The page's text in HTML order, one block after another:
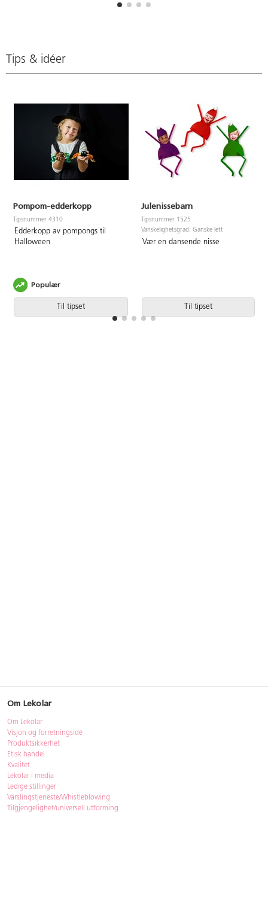
Tips & idéer
Pompom-edderkopp
Tipsnummer 4310
Edderkopp av pompongs til
Halloween
Til tipset
Populær
Julenissebarn
Tipsnummer 1525
Vanskelighetsgrad: Ganske lett
Vær en dansende nisse
Til tipset
Om Lekolar
Om Lekolar
Visjon og forretningsidé
Produktsikkerhet
Etisk handel
Kvalitet
Lekolar i media
Ledige stillinger
Varslingstjeneste/Whistleblowing
Tilgjengelighet/universell utforming